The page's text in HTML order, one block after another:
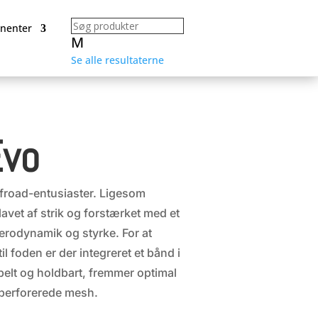
M
Se alle resultaterne
entusiaster. Ligesom
af strik og forstærket med et
og styrke. For at
foden er der integreret et bånd i
og holdbart, fremmer optimal
mesh.